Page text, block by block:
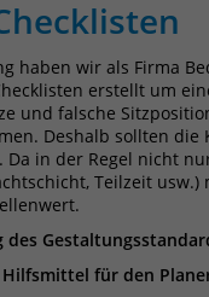
haben wir als Firma
erstellt um
und falsche
Deshalb sollten
in der Regel nicht
Teilzeit
Hilfsmittel für den